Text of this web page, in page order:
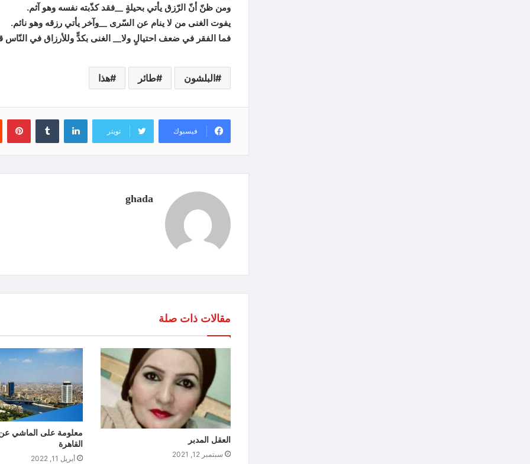
ومن ظنّ أنّ الرّزق يأتي بحيلةٍ __فقد كذّبته نفسه وهو آثم.
يفوت الغنى من لا ينام عن السّرى __وآخر يأتي رزقه وهو نائم.
فما الفقر في ضعف احتيالٍ ولا__ الغنى بكدٍّ وللأرزاق في النّاس
البلشون طائر هذا
فيسبوك تويتر
لينكدإن بينتيريست
ghada
مقالات ذات صلة
العقل المدبر
سبتمبر 12, 2021
معلومة على الماشي عن
القاهرة
أبريل 11, 2022